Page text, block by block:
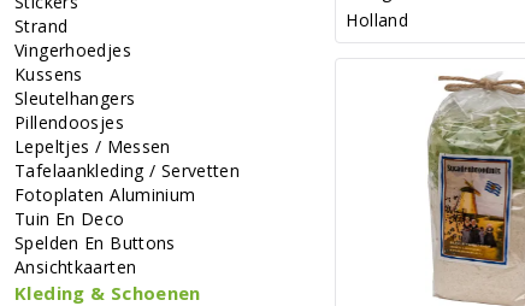
Strand
Vingerhoedjes
Kussens
Sleutelhangers
Pillendoosjes
Lepeltjes / Messen
Tafelaankleding / Servetten
Fotoplaten Aluminium
Tuin En Deco
Spelden En Buttons
Ansichtkaarten
Kleding & Schoenen
Holland